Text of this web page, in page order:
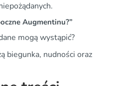
Augmentinu?”
mogą wystąpić?
biegunka, nudności oraz